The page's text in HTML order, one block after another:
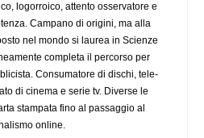
logorroico, attento osservatore e
Campano di origini, ma alla
nel mondo si laurea in Scienze
completa il percorso per
Consumatore di dischi, tele-
di cinema e serie tv. Diverse le
stampata fino al passaggio al
online.